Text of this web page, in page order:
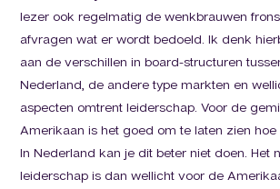
lezer ook regelmatig de wenkbrauwen
afvragen wat er wordt bedoeld. Ik denk
aan de verschillen in board-structuren
Nederland, de andere type markten en
aspecten omtrent leiderschap. Voor de
Amerikaan is het goed om te laten zien hoe
In Nederland kan je dit beter niet doen. Het
leiderschap is dan wellicht voor de